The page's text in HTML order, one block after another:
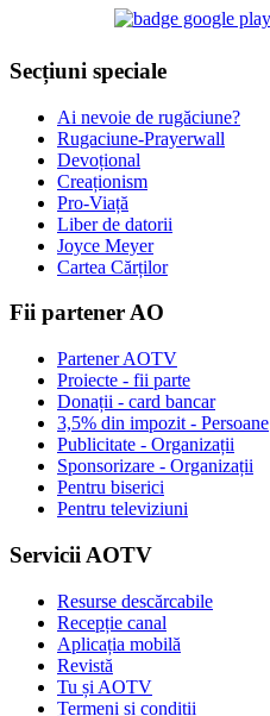
Secțiuni speciale
Ai nevoie de rugăciune?
Rugaciune-Prayerwall
Devoțional
Creaționism
Pro-Viață
Liber de datorii
Joyce Meyer
Cartea Cărților
Fii partener AO
Partener AOTV
Proiecte - fii parte
Donații - card bancar
3,5% din impozit - Persoane
Publicitate - Organizații
Sponsorizare - Organizații
Pentru biserici
Pentru televiziuni
Servicii AOTV
Resurse descărcabile
Recepție canal
Aplicația mobilă
Revistă
Tu și AOTV
Termeni și condiții